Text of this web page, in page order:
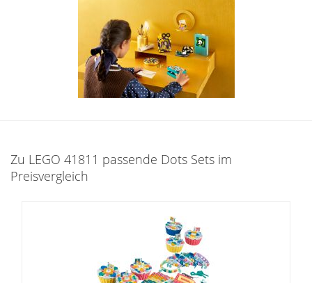
Zu LEGO 41811 passende Dots Sets im
Preisvergleich